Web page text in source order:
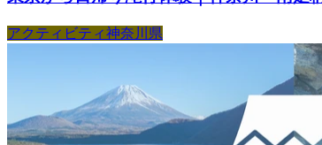
アクティビティ神奈川県